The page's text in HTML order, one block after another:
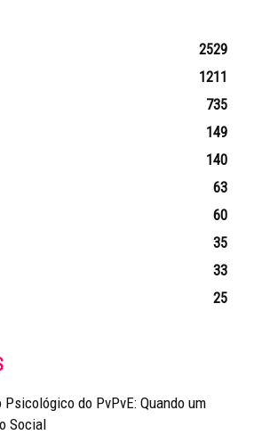
2529
1211
735
149
140
63
60
35
33
25
Psicológico do PvPvE: Quando um
Social